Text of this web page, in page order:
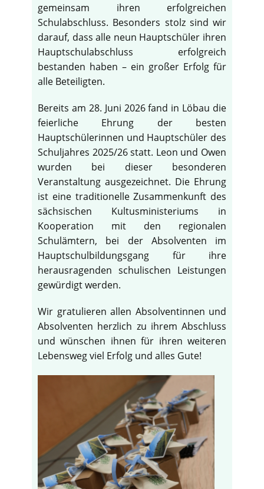
gemeinsam ihren erfolgreichen
Schulabschluss. Besonders stolz sind wir
darauf, dass alle neun Hauptschüler ihren
Hauptschulabschluss erfolgreich
bestanden haben – ein großer Erfolg für
alle Beteiligten.
Bereits am 28. Juni 2026 fand in Löbau die
feierliche Ehrung der besten
Hauptschülerinnen und Hauptschüler des
Schuljahres 2025/26 statt. Leon und Owen
wurden bei dieser besonderen
Veranstaltung ausgezeichnet. Die Ehrung
ist eine traditionelle Zusammenkunft des
sächsischen Kultusministeriums in
Kooperation mit den regionalen
Schulämtern, bei der Absolventen im
Hauptschulbildungsgang für ihre
herausragenden schulischen Leistungen
gewürdigt werden.
Wir gratulieren allen Absolventinnen und
Absolventen herzlich zu ihrem Abschluss
und wünschen ihnen für ihren weiteren
Lebensweg viel Erfolg und alles Gute!